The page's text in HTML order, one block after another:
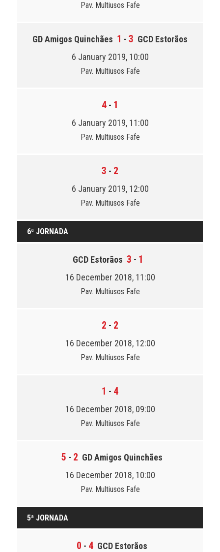
Pav. Multiusos Fafe
GD Amigos Quinchães 1 - 3 GCD Estorãos
6 January 2019, 10:00
Pav. Multiusos Fafe
4 - 1
6 January 2019, 11:00
Pav. Multiusos Fafe
3 - 2
6 January 2019, 12:00
Pav. Multiusos Fafe
6ª JORNADA
GCD Estorãos 3 - 1
16 December 2018, 11:00
Pav. Multiusos Fafe
2 - 2
16 December 2018, 12:00
Pav. Multiusos Fafe
1 - 4
16 December 2018, 09:00
Pav. Multiusos Fafe
5 - 2 GD Amigos Quinchães
16 December 2018, 10:00
Pav. Multiusos Fafe
5ª JORNADA
0 - 4 GCD Estorãos